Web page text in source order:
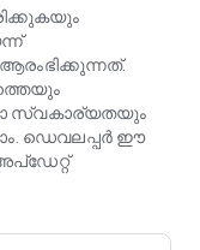
5.4)
ഗ്ലൂക്കോസ്
(ഉപവാസം,
കാലക്രമേണ
കാണുക. നിങ്ങളെ
സ്ഥിരത
സ്വകാര്യതയും
ഡെവലപ്പര്‍ ഈ